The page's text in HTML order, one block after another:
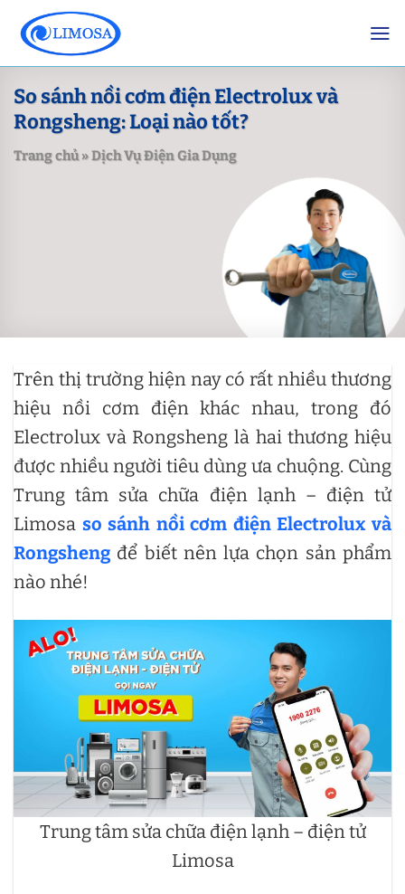
content
So sánh nồi cơm điện Electrolux và
Rongsheng: Loại nào tốt?
Trang chủ»Dịch Vụ Điện Gia Dụng
Trên thị trường hiện nay có rất nhiều thương
hiệu nồi cơm điện khác nhau, trong đó
Electrolux và Rongsheng là hai thương hiệu
được nhiều người tiêu dùng ưa chuộng. Cùng
Trung tâm sửa chữa điện lạnh – điện tử
Limosa so sánh nồi cơm điện Electrolux và
Rongsheng để biết nên lựa chọn sản phẩm
nào nhé!
Trung tâm sửa chữa điện lạnh – điện tử
Limosa